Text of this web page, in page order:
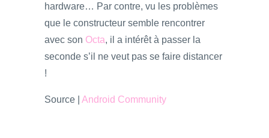
hardware… Par contre, vu les problèmes
que le constructeur semble rencontrer
avec son Octa, il a intérêt à passer la
seconde s’il ne veut pas se faire distancer
!
Source | Android Community